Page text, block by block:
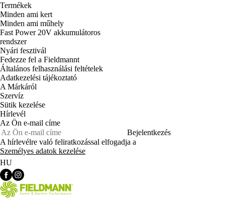
Termékek
Minden ami kert
Minden ami műhely
Fast Power 20V akkumulátoros
rendszer
Nyári fesztivál
Fedezze fel a Fieldmannt
Általános felhasználási feltételek
Adatkezelési tájékoztató
A Márkáról
Szervíz
Sütik kezelése
Hírlevél
Az Ön e-mail címe
Bejelentkezés
A hírlevélre való feliratkozással elfogadja a
Személyes adatok kezelése
HU